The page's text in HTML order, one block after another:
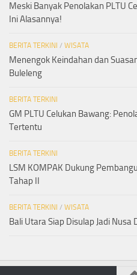
Meski Banyak Penolakan PLTU
Ini Alasannya!
BERITA TERKINI / WISATA
Menengok Keindahan dan
Buleleng
BERITA TERKINI
GM PLTU Celukan Bawang:
Tertentu
BERITA TERKINI
LSM KOMPAK Dukung
Tahap II
BERITA TERKINI / WISATA
Bali Utara Siap Disulap Jadi Nusa